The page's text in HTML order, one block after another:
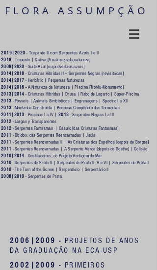
FLORA ASSUMPÇÃO
2019|2020 - Trepante II com Serpentes Azuis I e II
2018 -Trepante |Cativa [A natureza da natureza]
2008|2020 -Suíte Azul [ou provérbios azuis]
2014|2018 - Criaturas Híbridas II + Serpentes Negras [revisitadas]
2014|2017 - Herbário | Pequenas Naturezas
2014|2016 - A Natureza da Natureza |Piscina [Troféu-Monumento]
2013|2014 - Criaturas Híbridas | Drusa | Rabo de Lagarto | Super-Piscina
2013 -Fósseis |Animais Simbióticos| Engrenagens | Spectro I a XII
2013 -Montanha Construída| Pequeno Compêndio das Tormentas
2011|2013 - Piscinas I a IV |2013 -Serpentes Negras I a III
2012 -Largas y Transparentes
2012 -Serpentes Fantasmas|Casulo [das Criaturas Fantasmas]
2011 -Óbidos, das Serpentes Reencarnadas |Jaula
2011 -Serpentes Reencarnadas II | As Criaturas dos Espelhos [depois de Borges]
2011 -Serpentes Reencarnadas | A Serpente Verde [depois de Goethe] |Colisão
2010|2014 - Desfiladeiros, do Projeto Vertigem do Mar
2010 -Serpentes de Prata II |Serpentes de Prata II, V e VI | Serpentes de Prata I
2010 -The Turn of the Screw |Serpentário | Serpentário II
2008|2010 - Serpentes de Prata
2006|2009 - PROJETOS DE ANOS
DA GRADUAÇÃO NA ECA-USP
2002|2009 - PRIMEIROS